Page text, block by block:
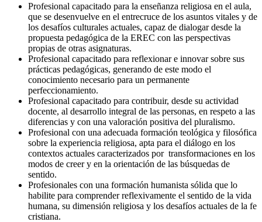
Profesional capacitado para la enseñanza religiosa en el aula,
que se desenvuelve en el entrecruce de los asuntos vitales y de
los desafíos culturales actuales, capaz de dialogar desde la
propuesta pedagógica de la EREC con las perspectivas
propias de otras asignaturas.
Profesional capacitado para reflexionar e innovar sobre sus
prácticas pedagógicas, generando de este modo el
conocimiento necesario para un permanente
perfeccionamiento.
Profesional capacitado para contribuir, desde su actividad
docente, al desarrollo integral de las personas, en respeto a las
diferencias y con una valoración positiva del pluralismo.
Profesional con una adecuada formación teológica y filosófica
sobre la experiencia religiosa, apta para el diálogo en los
contextos actuales caracterizados por transformaciones en los
modos de creer y en la orientación de las búsquedas de
sentido.
Profesionales con una formación humanista sólida que lo
habilite para comprender reflexivamente el sentido de la vida
humana, su dimensión religiosa y los desafíos actuales de la fe
cristiana.